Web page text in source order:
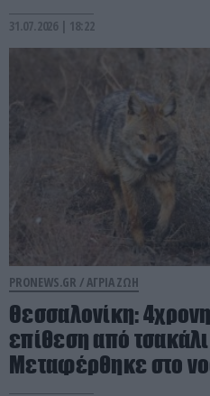
31.07.2026 | 18:22
PRONEWS.GR /ΑΓΡΙΑ ΖΩΗ
Θεσσαλονίκη:
επίθεση από
Μεταφέρθηκε στο